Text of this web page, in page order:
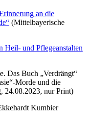
an die
(Mittelbayerische
Heil- und Pflegeanstalten
Das Buch „Verdrängt“
Morde und die
24.08.2023, nur Print)
Kumbier